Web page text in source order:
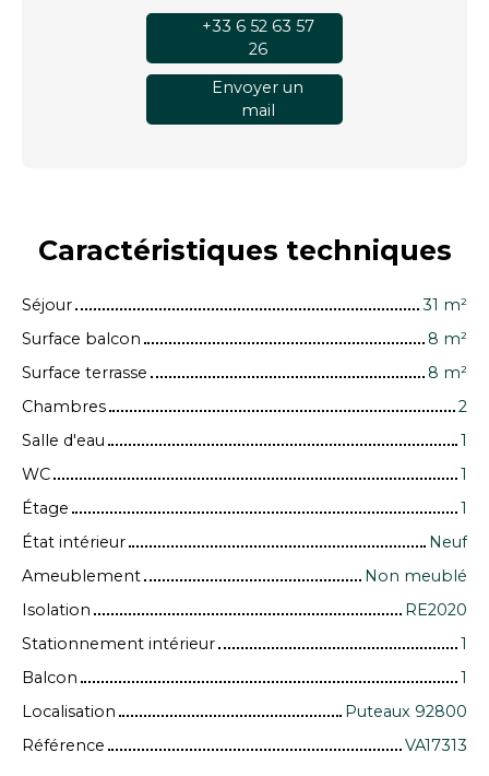
+33 6 52 63 57
26
Envoyer un
mail
Caractéristiques techniques
Séjour 31 m²
Surface balcon
8 m²
Surface terrasse
8 m²
Chambres
2
Salle d'eau
1
WC
1
Étage
1
État intérieur
Neuf
Ameublement
Non meublé
Isolation
RE2020
Stationnement intérieur
1
Balcon
1
Localisation
Puteaux 92800
Référence
VA17313